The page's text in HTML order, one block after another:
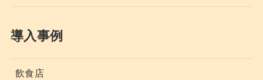
導入事例
飲食店